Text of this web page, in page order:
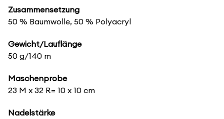
Zusammensetzung
50 % Baumwolle, 50 % Polyacryl
Gewicht/Lauflänge
50 g/140 m
Maschenprobe
23 M x 32 R= 10 x 10 cm
Nadelstärke